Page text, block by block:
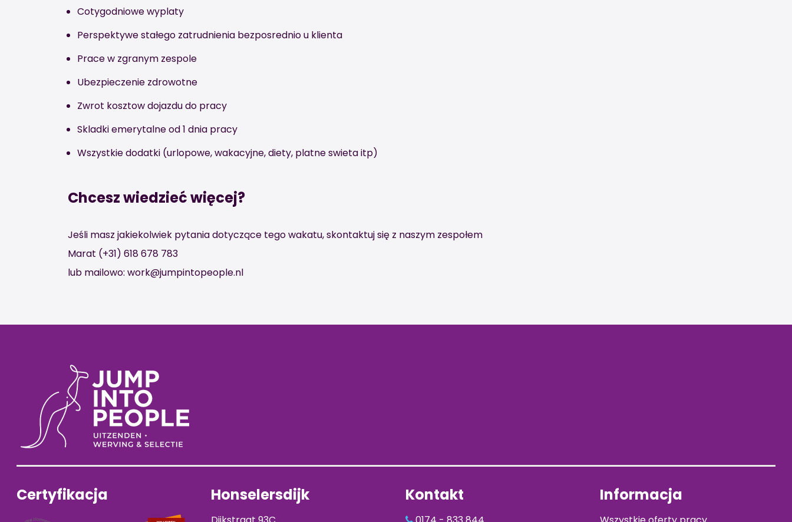
Cotygodniowe wyplaty
Perspektywe stałego zatrudnienia bezposrednio u klienta
Prace w zgranym zespole
Ubezpieczenie zdrowotne
Zwrot kosztow dojazdu do pracy
Skladki emerytalne od 1 dnia pracy
Wszystkie dodatki (urlopowe, wakacyjne, diety, platne swieta itp)
Chcesz wiedzieć więcej?
Jeśli masz jakiekolwiek pytania dotyczące tego wakatu, skontaktuj się z naszym zespołem
Marat (+31) 618 678 783
lub mailowo: work@jumpintopeople.nl
Certyfikacja Honselersdijk Kontakt Informacja